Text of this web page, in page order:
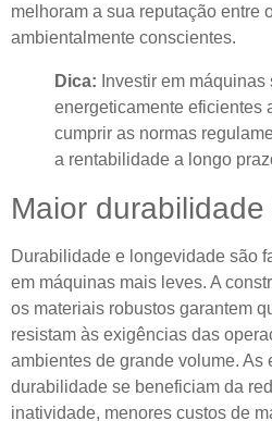
melhoram a sua reputação entre
ambientalmente conscientes.
Dica: Investir em
energeticamente eficientes
cumprir as normas
a rentabilidade a longo
Maior
Durabilidade e longevidade são
em máquinas mais leves. A
os materiais robustos garantem
resistam às exigências das
ambientes de grande volume. As
durabilidade se beneficiam da
inatividade, menores custos de